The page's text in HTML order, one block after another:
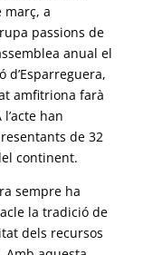
març, a
passions de
anual el
d’Esparreguera,
amfitriona farà
han
de 32
continent.
sempre ha
la tradició de
dels recursos